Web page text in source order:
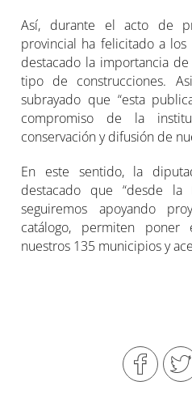
Así, durante el acto de
provincial ha felicitado a
destacado la importancia
tipo de construcciones.
subrayado que “esta
compromiso de la
conservación y difusión de
En este sentido, la
destacado que “desde la
seguiremos apoyando
catálogo, permiten
nuestros 135 municipios y